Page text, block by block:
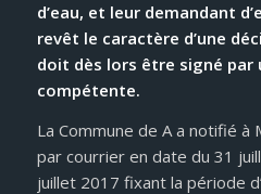
d’eau, et leur demandant
revêt le caractère d’une
doit dès lors être signé par
compétente.
La Commune de A a notifié à
par courrier en date du 31
juillet 2017 fixant la période